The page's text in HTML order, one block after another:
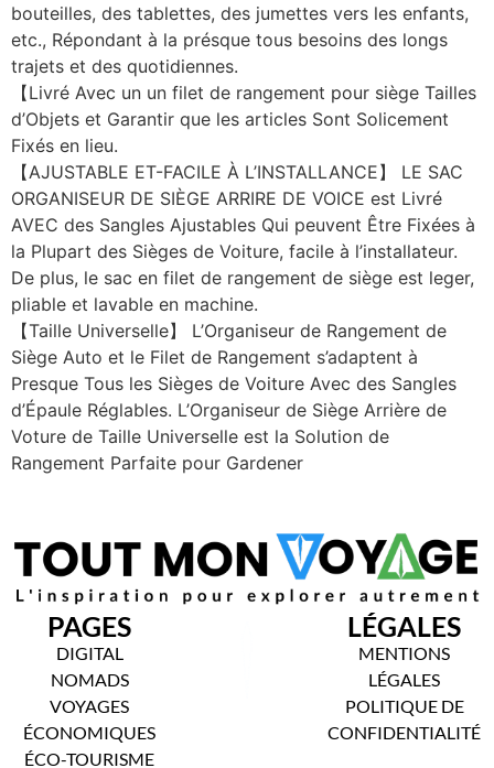
bouteilles, des tablettes, des jumettes vers les enfants,
etc., Répondant à la présque tous besoins des longs
trajets et des quotidiennes.
【Livré Avec un un filet de rangement pour siège Tailles
d’Objets et Garantir que les articles Sont Solicement
Fixés en lieu.
【AJUSTABLE ET-FACILE À L’INSTALLANCE】 LE SAC
ORGANISEUR DE SIÈGE ARRIRE DE VOICE est Livré
AVEC des Sangles Ajustables Qui peuvent Être Fixées à
la Plupart des Sièges de Voiture, facile à l’installateur.
De plus, le sac en filet de rangement de siège est leger,
pliable et lavable en machine.
【Taille Universelle】 L’Organiseur de Rangement de
Siège Auto et le Filet de Rangement s’adaptent à
Presque Tous les Sièges de Voiture Avec des Sangles
d’Épaule Réglables. L’Organiseur de Siège Arrière de
Voture de Taille Universelle est la Solution de
Rangement Parfaite pour Gardener
PAGES
DIGITAL
NOMADS
VOYAGES
ÉCONOMIQUES
ÉCO-TOURISME
LÉGALES
MENTIONS
LÉGALES
POLITIQUE DE
CONFIDENTIALITÉ